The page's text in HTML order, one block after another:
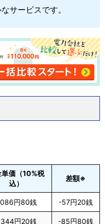
サービスです。
単価（10%税
込）
差額※
円80銭 -57円20銭
円20銭 -85円80銭